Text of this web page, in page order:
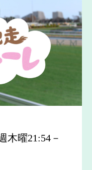
木曜21:54－